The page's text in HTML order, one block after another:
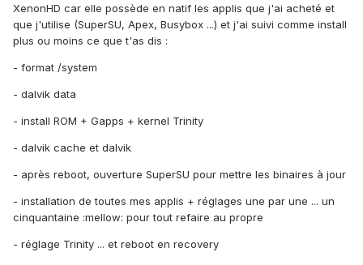
XenonHD car elle possède en natif les applis que j'ai acheté et
que j'utilise (SuperSU, Apex, Busybox ...) et j'ai suivi comme install
plus ou moins ce que t'as dis :
- format /system
- dalvik data
- install ROM + Gapps + kernel Trinity
- dalvik cache et dalvik
- après reboot, ouverture SuperSU pour mettre les binaires à jour
- installation de toutes mes applis + réglages une par une ... un
cinquantaine :mellow: pour tout refaire au propre
- réglage Trinity ... et reboot en recovery